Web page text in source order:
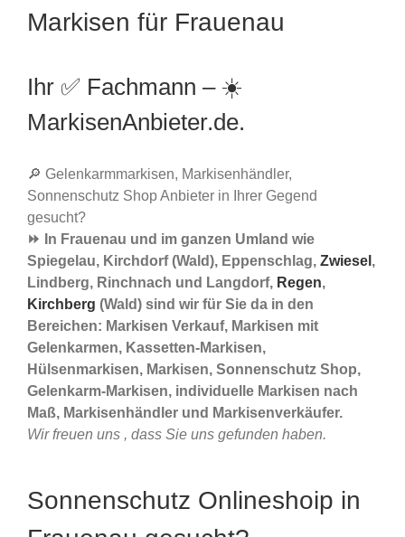
Markisen für Frauenau
Ihr ✅ Fachmann – ☀️
MarkisenAnbieter.de.
🔎 Gelenkarmmarkisen, Markisenhändler,
Sonnenschutz Shop Anbieter in Ihrer Gegend
gesucht?
⏩ In Frauenau und im ganzen Umland wie
Spiegelau, Kirchdorf (Wald), Eppenschlag, Zwiesel ,
Lindberg, Rinchnach und Langdorf, Regen,
Kirchberg (Wald) sind wir für Sie da in den
Bereichen: Markisen Verkauf, Markisen mit
Gelenkarmen, Kassetten-Markisen,
Hülsenmarkisen, Markisen, Sonnenschutz Shop,
Gelenkarm-Markisen, individuelle Markisen nach
Maß, Markisenhändler und Markisenverkäufer.
Wir freuen uns , dass Sie uns gefunden haben.
Sonnenschutz Onlineshoip in